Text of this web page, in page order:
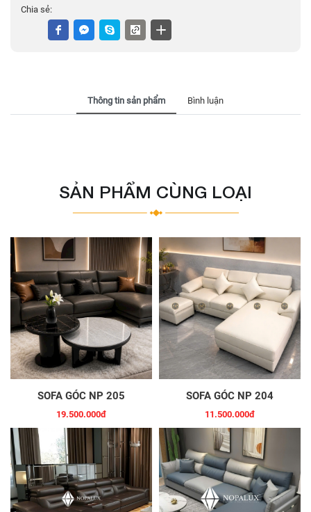
Chia sẻ:
Thông tin sản phẩm Bình luận
SẢN PHẨM CÙNG LOẠI
SOFA GÓC NP 205
19.500.000đ
SOFA GÓC NP 204
11.500.000đ